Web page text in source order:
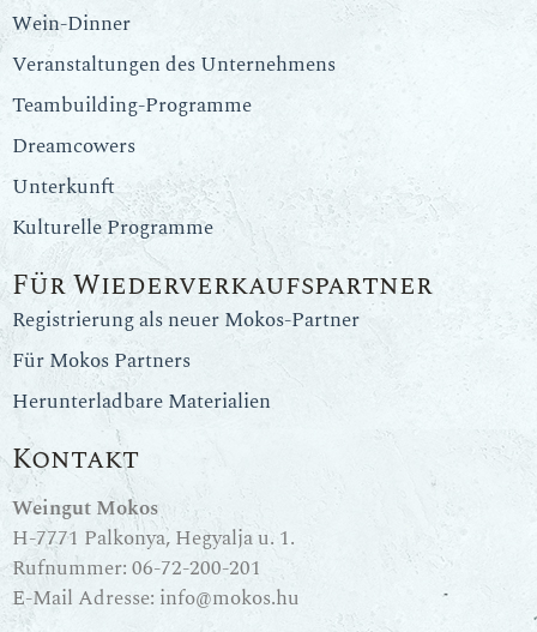
Wein-Dinner
Veranstaltungen des Unternehmens
Teambuilding-Programme
Dreamcowers
Unterkunft
Kulturelle Programme
Für Wiederverkaufspartner
Registrierung als neuer Mokos-Partner
Für Mokos Partners
Herunterladbare Materialien
Kontakt
Weingut Mokos
H-7771 Palkonya, Hegyalja u. 1.
Rufnummer:06-72-200-201
E-Mail Adresse: info@mokos.hu